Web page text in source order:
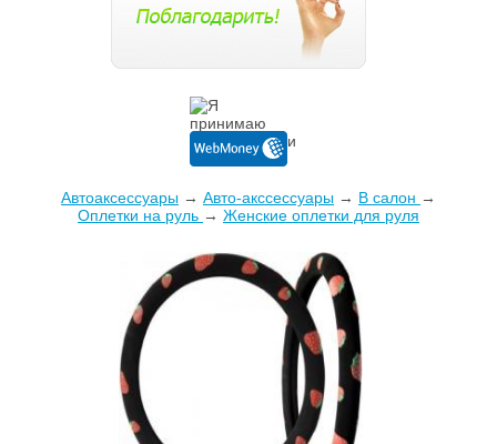
Автоаксессуары→ Авто-акссессуары→ В салон →
Оплетки на руль → Женские оплетки для руля